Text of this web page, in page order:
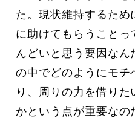
た。現状維持するため
に助けてもらうことっ
んどいと思う要因な
の中でどのようにモチ
り、周りの力を借り
かという点が重要なの